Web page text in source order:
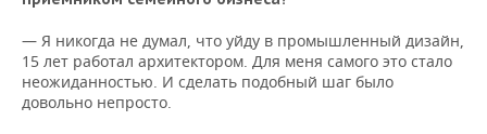
— Я никогда не думал, что уйду в промышленный дизайн,
15 лет работал архитектором. Для меня самого это стало
неожиданностью. И сделать подобный шаг было
довольно непросто.